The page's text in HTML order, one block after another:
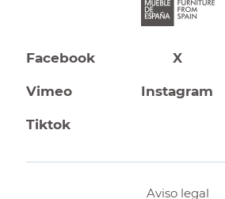
Facebook X
Vimeo Instagram
Tiktok
Aviso legal